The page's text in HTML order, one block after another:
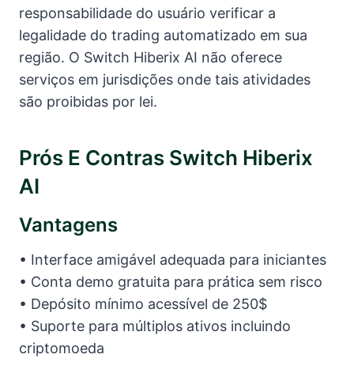
responsabilidade do usuário verificar a
legalidade do trading automatizado em sua
região. O Switch Hiberix AI não oferece
serviços em jurisdições onde tais atividades
são proibidas por lei.
Prós E Contras Switch Hiberix
AI
Vantagens
• Interface amigável adequada para iniciantes
• Conta demo gratuita para prática sem risco
• Depósito mínimo acessível de 250$
• Suporte para múltiplos ativos incluindo
criptomoeda